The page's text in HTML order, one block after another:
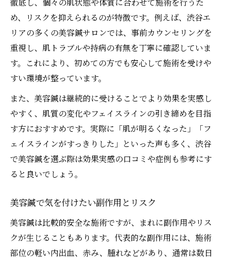
め、リスクを抑えられるのが特徴です。例えば、渋谷エ
リアの多くの美容鍼サロンでは、事前カウンセリングを
重視し、肌トラブルや持病の有無を丁寧に確認していま
す。これにより、初めての方でも安心して施術を受けや
すい環境が整っています。
また、美容鍼は継続的に受けることでより効果を実感し
やすく、肌質の変化やフェイスラインの引き締めを目指
す方におすすめです。実際に「肌が明るくなった」「フ
ェイスラインがすっきりした」といった声も多く、渋谷
で美容鍼を選ぶ際は効果実感の口コミや症例も参考にす
ると良いでしょう。
美容鍼で気を付けたい副作用とリスク
美容鍼は比較的安全な施術ですが、まれに副作用やリス
クが生じることもあります。代表的な副作用には、施術
部位の軽い内出血、赤み、腫れなどがあり、通常は数日